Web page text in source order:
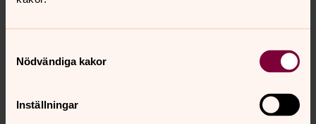
Nödvändiga kakor
Inställningar
Camilla Ahlin